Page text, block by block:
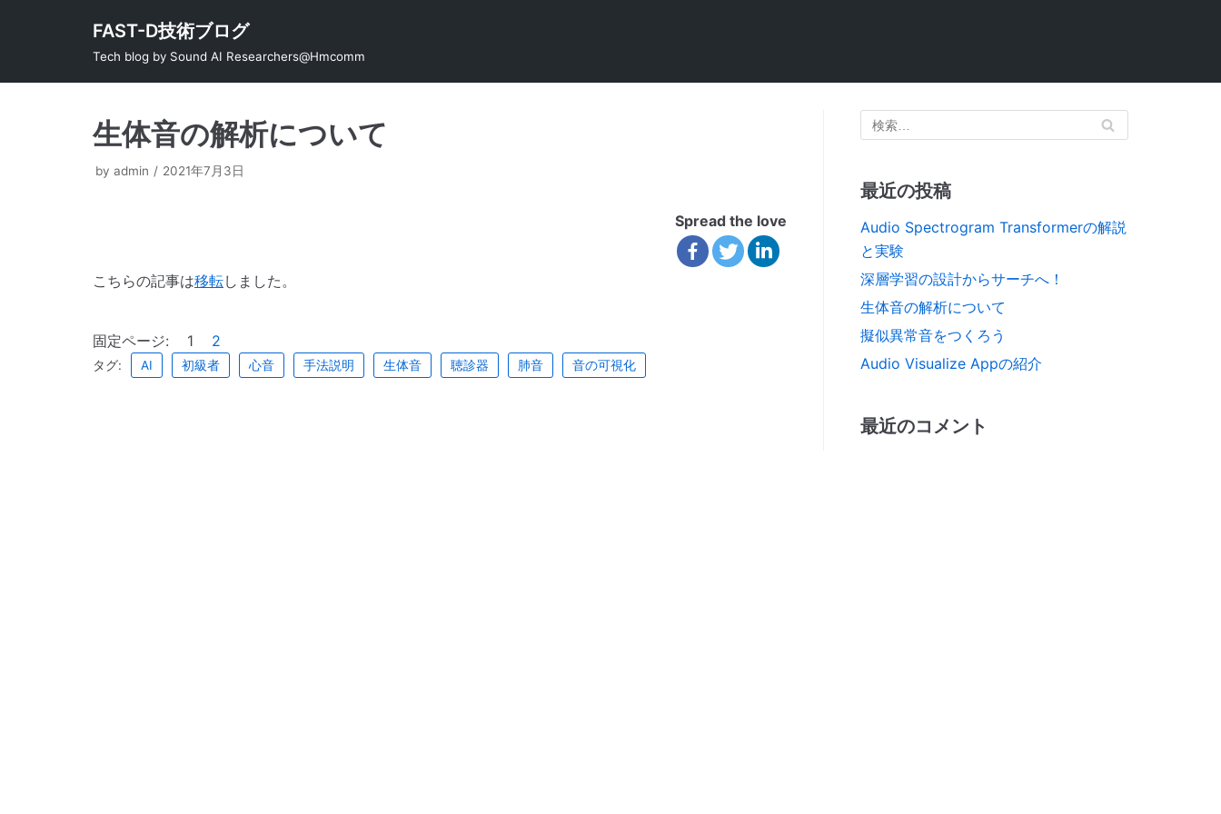
FAST-D技術ブログ
Tech blog by Sound AI Researchers@Hmcomm
生体音の解析について
by admin 2021年7月3日
Spread the love
こちらの記事は移転しました。
固定ページ: 1 2
タグ: AI 初級者 心音 手法説明 生体音 聴診器 肺音 音の可視化
最近の投稿
Audio Spectrogram Transformerの解説
と実験
深層学習の設計からサーチへ！
生体音の解析について
擬似異常音をつくろう
Audio Visualize Appの紹介
最近のコメント